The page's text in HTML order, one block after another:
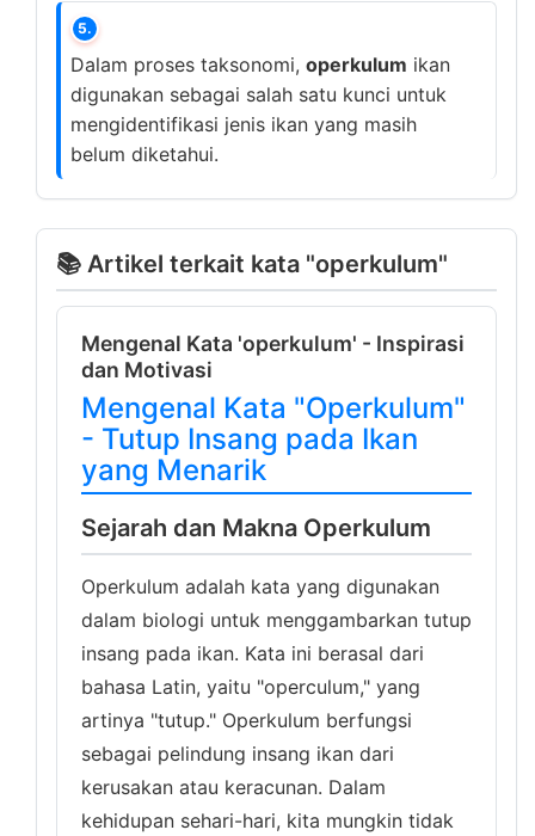
5.
Dalam proses taksonomi, operkulum ikan
digunakan sebagai salah satu kunci untuk
mengidentifikasi jenis ikan yang masih
belum diketahui.
📚 Artikel terkait kata "operkulum"
Mengenal Kata 'operkulum' - Inspirasi
dan Motivasi
Mengenal Kata "Operkulum"
- Tutup Insang pada Ikan
yang Menarik
Sejarah dan Makna Operkulum
Operkulum adalah kata yang digunakan
dalam biologi untuk menggambarkan tutup
insang pada ikan. Kata ini berasal dari
bahasa Latin, yaitu "operculum," yang
artinya "tutup." Operkulum berfungsi
sebagai pelindung insang ikan dari
kerusakan atau keracunan. Dalam
kehidupan sehari-hari, kita mungkin tidak